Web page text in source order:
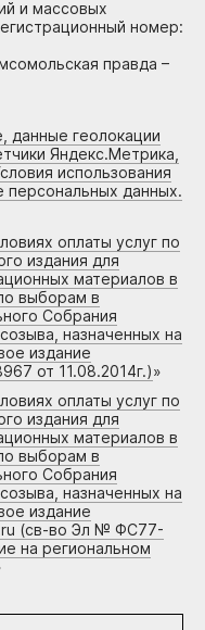
и массовых
номер:
правда –
данные геолокации
Яндекс.Метрика,
использования
персональных данных.
оплаты услуг по
издания для
материалов в
выборам в
Собрания
назначенных на
издание
от 11.08.2014г.)»
оплаты услуг по
издания для
материалов в
выборам в
Собрания
назначенных на
издание
(св-во Эл № ФС77-
на региональном